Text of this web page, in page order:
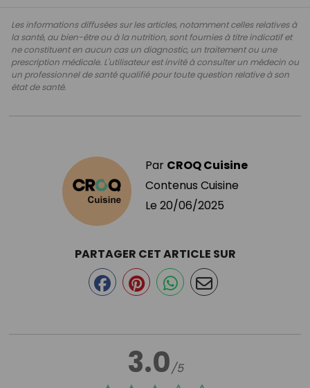
Les informations diffusées sur les articles, notamment celles relatives à
la santé, au bien-être ou à la nutrition, sont fournies à titre indicatif et
ne constituent en aucun cas un diagnostic, un traitement ou une
prescription médicale. L'utilisateur est invité à consulter un médecin ou
un professionnel de santé qualifié pour toute question relative à son
état de santé.
Par CROQ Cuisine
Contenus Cuisine
Le 20/06/2025
3.0/5
PARTAGER CET ARTICLE SUR